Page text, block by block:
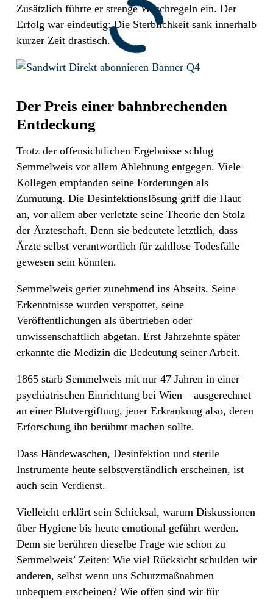
Zusätzlich führte er strenge Waschregeln ein. Der
Erfolg war eindeutig: Die Sterblichkeit sank innerhalb
kurzer Zeit drastisch.
Der Preis einer bahnbrechenden
Entdeckung
Trotz der offensichtlichen Ergebnisse schlug
Semmelweis vor allem Ablehnung entgegen. Viele
Kollegen empfanden seine Forderungen als
Zumutung. Die Desinfektionslösung griff die Haut
an, vor allem aber verletzte seine Theorie den Stolz
der Ärzteschaft. Denn sie bedeutete letztlich, dass
Ärzte selbst verantwortlich für zahllose Todesfälle
gewesen sein könnten.
Semmelweis geriet zunehmend ins Abseits. Seine
Erkenntnisse wurden verspottet, seine
Veröffentlichungen als übertrieben oder
unwissenschaftlich abgetan. Erst Jahrzehnte später
erkannte die Medizin die Bedeutung seiner Arbeit.
1865 starb Semmelweis mit nur 47 Jahren in einer
psychiatrischen Einrichtung bei Wien – ausgerechnet
an einer Blutvergiftung, jener Erkrankung also, deren
Erforschung ihn berühmt machen sollte.
Dass Händewaschen, Desinfektion und sterile
Instrumente heute selbstverständlich erscheinen, ist
auch sein Verdienst.
Vielleicht erklärt sein Schicksal, warum Diskussionen
über Hygiene bis heute emotional geführt werden.
Denn sie berühren dieselbe Frage wie schon zu
Semmelweis’ Zeiten: Wie viel Rücksicht schulden wir
anderen, selbst wenn uns Schutzmaßnahmen
unbequem erscheinen? Wie offen sind wir für